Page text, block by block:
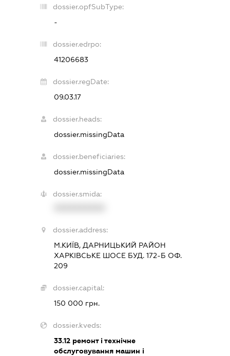
dossier.opfSubType:
-
dossier.edrpo:
41206683
dossier.regDate:
09.03.17
dossier.heads:
dossier.missingData
dossier.beneficiaries:
dossier.missingData
dossier.smida:
dossier.address:
М.КИЇВ, ДАРНИЦЬКИЙ РАЙОН
ХАРКІВСЬКЕ ШОСЕ БУД. 172-Б ОФ.
209
dossier.capital:
150 000 грн.
dossier.kveds:
33.12 ремонт і технічне
обслуговування машин і